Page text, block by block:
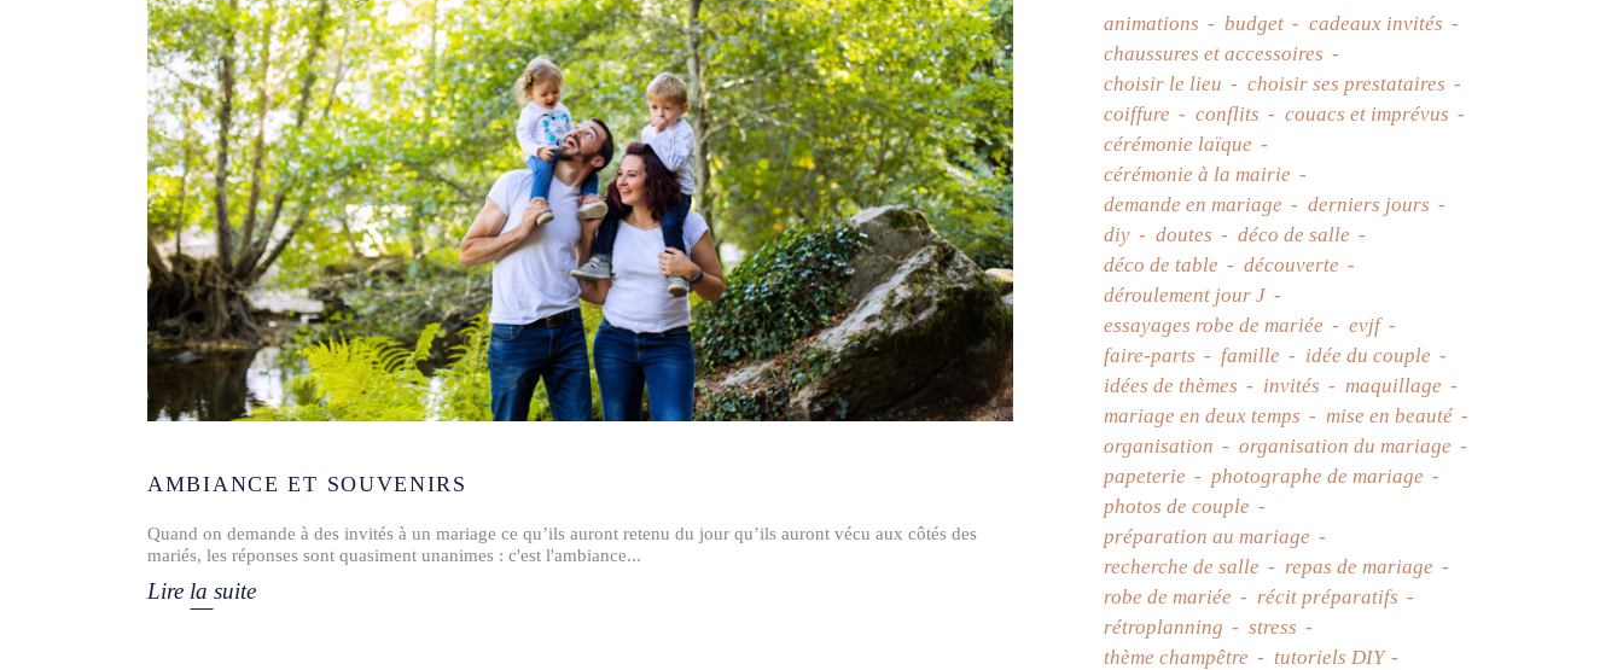
AMBIANCE ET SOUVENIRS
Quand on demande à des invités à un mariage ce qu’ils auront retenu du jour qu’ils auront vécu aux côtés des
mariés, les réponses sont quasiment unanimes : c'est l'ambiance
Lire la suite
animations budget
cadeaux invités
chaussures et accessoires
choisir le lieu
choisir ses prestataires
coiffure
conflits
couacs et imprévus
cérémonie laïque
cérémonie à la mairie
demande en mariage
derniers jours
diy
doutes
déco de salle
déco de table
découverte
déroulement jour J
essayages robe de mariée
evjf
faire-parts
famille
idée du couple
idées de thèmes
invités
maquillage
mariage en deux temps
mise en beauté
organisation
organisation du mariage
papeterie
photographe de mariage
photos de couple
préparation au mariage
recherche de salle
repas de mariage
robe de mariée
récit préparatifs
rétroplanning
stress
thème champêtre
tutoriels DIY